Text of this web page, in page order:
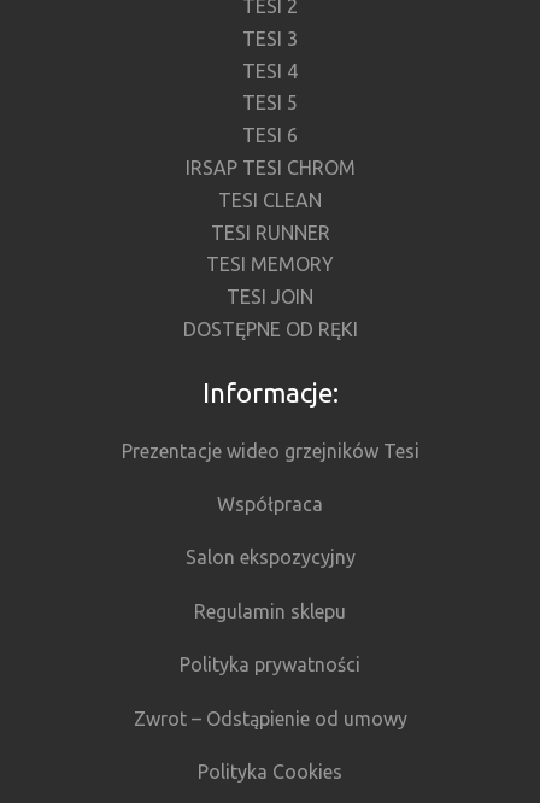
TESI 2
TESI 3
TESI 4
TESI 5
TESI 6
IRSAP TESI CHROM
TESI CLEAN
TESI RUNNER
TESI MEMORY
TESI JOIN
DOSTĘPNE OD RĘKI
Informacje:
Prezentacje wideo grzejników Tesi
Współpraca
Salon ekspozycyjny
Regulamin sklepu
Polityka prywatności
Zwrot – Odstąpienie od umowy
Polityka Cookies